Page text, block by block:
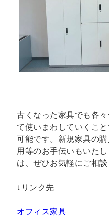
古くなった家具でも各
て使いまわしていくこ
可能です。新規家具の
用等のお手伝いもいた
は、ぜひお気軽にご相談
↓リンク先
オフィス家具